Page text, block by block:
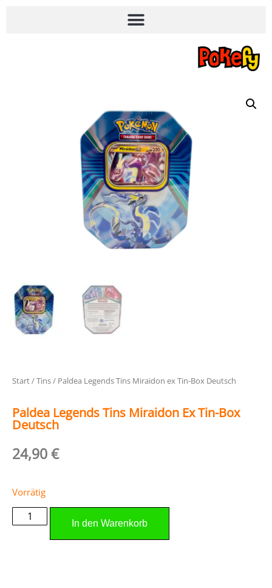
Start/Tins/ Paldea Legends Tins Miraidon ex Tin-Box Deutsch
Paldea Legends Tins Miraidon Ex Tin-Box
Deutsch
24,90€
Vorrätig
In den Warenkorb